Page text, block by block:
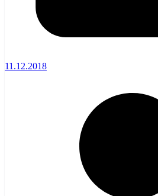
11.12.2018